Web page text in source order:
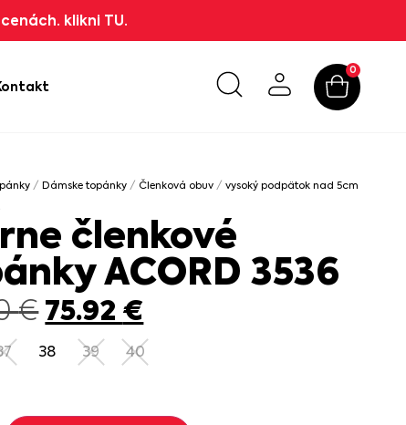
klikni TU.
0
/Dámske topánky / Členková obuv /vysoký podpätok nad 5cm
členkové
ACORD 3536
€75.92 €
38 39 40